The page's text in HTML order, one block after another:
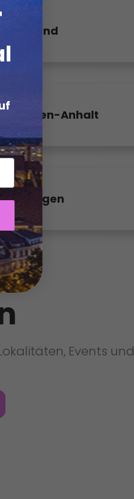
Saarland
Sachsen-Anhalt
Thüringen
Events und